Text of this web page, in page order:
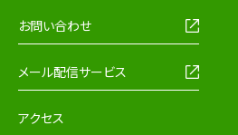
お問い合わせ
メール配信サービス
アクセス